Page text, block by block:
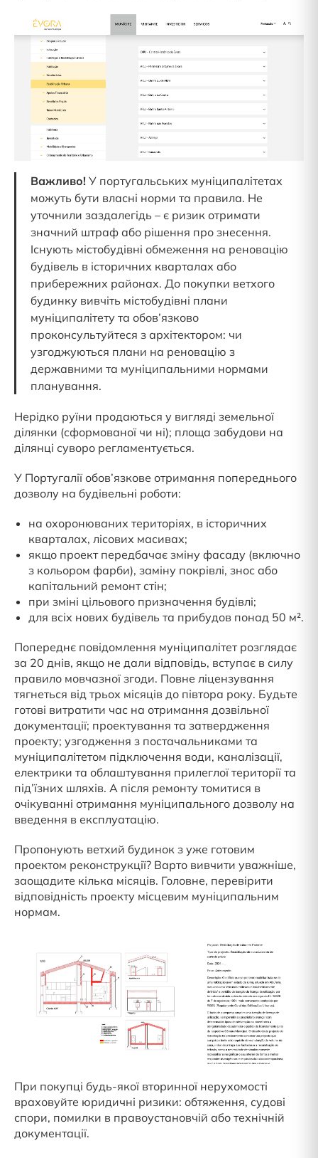
Важливо! У португальських муніципалітетах
можуть бути власні норми та правила. Не
уточнили заздалегідь – є ризик отримати
значний штраф або рішення про знесення.
Існують містобудівні обмеження на реновацію
будівель в історичних кварталах або
прибережних районах. До покупки ветхого
будинку вивчіть містобудівні плани
муніципалітету та обов’язково
проконсультуйтеся з архітектором: чи
узгоджуються плани на реновацію з
державними та муніципальними нормами
планування.
Нерідко руїни продаються у вигляді земельної
ділянки (сформованої чи ні); площа забудови на
ділянці суворо регламентується.
У Португалії обов’язкове отримання попереднього
дозволу на будівельні роботи:
на охоронюваних територіях, в історичних
кварталах, лісових масивах;
якщо проект передбачає зміну фасаду (включно
з кольором фарби), заміну покрівлі, знос або
капітальний ремонт стін;
при зміні цільового призначення будівлі;
для всіх нових будівель та прибудов понад 50 м².
Попереднє повідомлення муніципалітет розглядає
за 20 днів, якщо не дали відповідь, вступає в силу
правило мовчазної згоди. Повне ліцензування
тягнеться від трьох місяців до півтора року. Будьте
готові витратити час на отримання дозвільної
документації; проектування та затвердження
проекту; узгодження з постачальниками та
муніципалітетом підключення води, каналізації,
електрики та облаштування прилеглої території та
під’їзних шляхів. А після ремонту томитися в
очікуванні отримання муніципального дозволу на
введення в експлуатацію.
Пропонують ветхий будинок з уже готовим
проектом реконструкції? Варто вивчити уважніше,
заощадите кілька місяців. Головне, перевірити
відповідність проекту місцевим муніципальним
нормам.
При покупці будь-якої вторинної нерухомості
враховуйте юридичні ризики: обтяження, судові
спори, помилки в правоустановчій або технічній
документації.